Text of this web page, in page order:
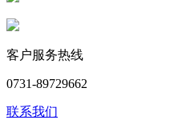
客户服务热线
0731-89729662
联系我们